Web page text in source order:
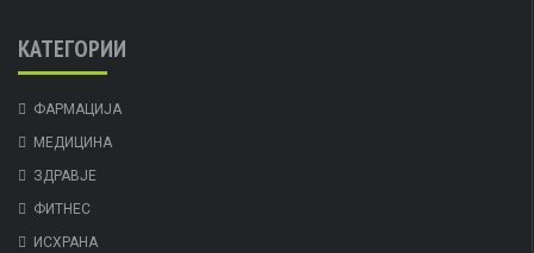
КАТЕГОРИИ
ФАРМАЦИЈА
МЕДИЦИНА
ЗДРАВЈЕ
ФИТНЕС
ИСХРАНА